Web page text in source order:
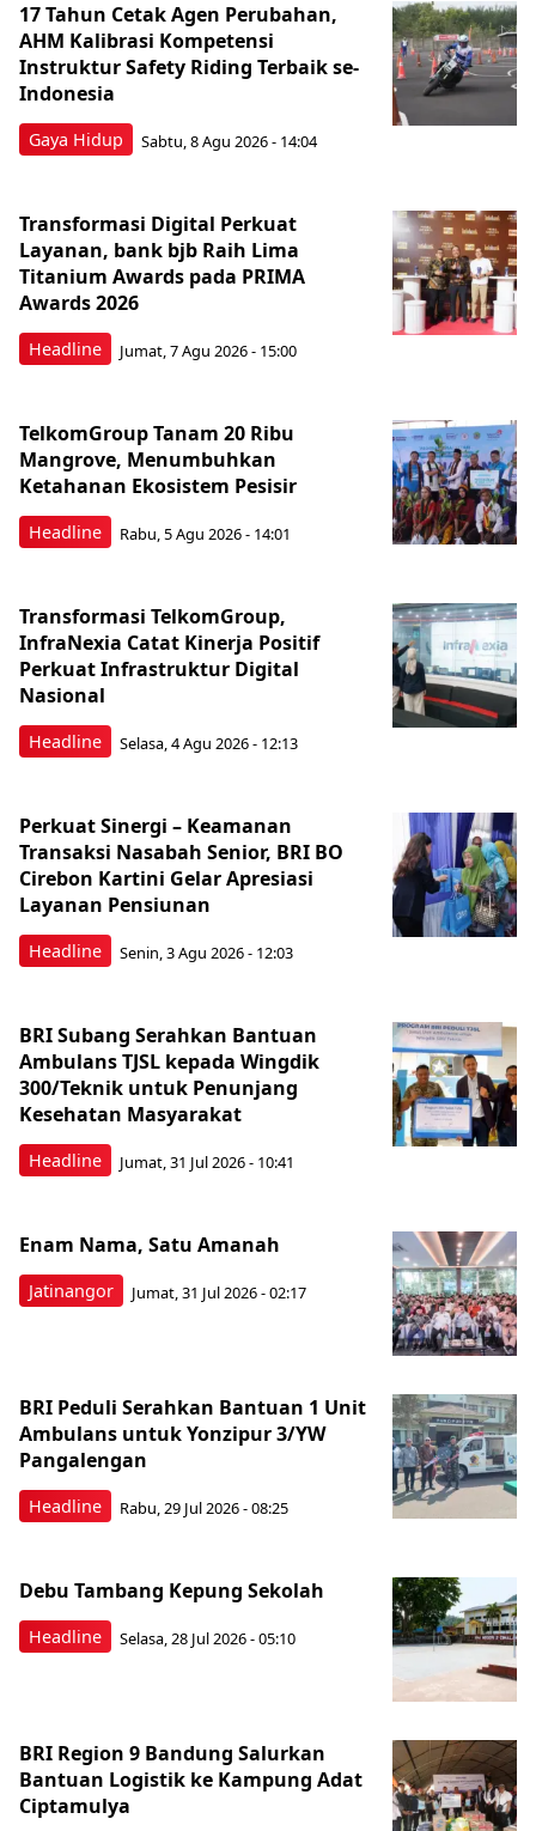
Gaya Hidup
17 Tahun Cetak Agen Perubahan,
AHM Kalibrasi Kompetensi
Instruktur Safety Riding Terbaik se-
Indonesia
Sabtu, 8 Agu 2026 - 14:04
Headline
Transformasi Digital Perkuat
Layanan, bank bjb Raih Lima
Titanium Awards pada PRIMA
Awards 2026
Jumat, 7 Agu 2026 - 15:00
Headline
TelkomGroup Tanam 20 Ribu
Mangrove, Menumbuhkan
Ketahanan Ekosistem Pesisir
Rabu, 5 Agu 2026 - 14:01
Headline
Transformasi TelkomGroup,
InfraNexia Catat Kinerja Positif
Perkuat Infrastruktur Digital
Nasional
Selasa, 4 Agu 2026 - 12:13
Headline
Perkuat Sinergi – Keamanan
Transaksi Nasabah Senior, BRI BO
Cirebon Kartini Gelar Apresiasi
Layanan Pensiunan
Senin, 3 Agu 2026 - 12:03
Headline
BRI Subang Serahkan Bantuan
Ambulans TJSL kepada Wingdik
300/Teknik untuk Penunjang
Kesehatan Masyarakat ​
Jumat, 31 Jul 2026 - 10:41
Jatinangor
Enam Nama, Satu Amanah
Jumat, 31 Jul 2026 - 02:17
Headline
BRI Peduli Serahkan Bantuan 1 Unit
Ambulans untuk Yonzipur 3/YW
Pangalengan
Rabu, 29 Jul 2026 - 08:25
Headline
Debu Tambang Kepung Sekolah
Selasa, 28 Jul 2026 - 05:10
BRI Region 9 Bandung Salurkan
Bantuan Logistik ke Kampung Adat
Ciptamulya